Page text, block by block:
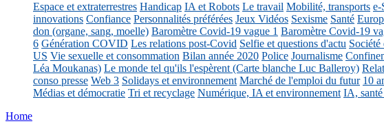
Espace et extraterrestres Handicap IA et Robots Le travail Mobilité, transports e-
innovations Confiance Personnalités préférées Jeux Vidéos Sexisme Santé
don (organe, sang, moelle) Baromètre Covid-19 vague 1 Baromètre Covid-19
6 Génération COVID Les relations post-Covid Selfie et questions d'actu Société
US Vie sexuelle et consommation Bilan année 2020 Police Journalisme
Léa Moukanas) Le monde tel qu'ils l'espèrent (Carte blanche Luc Balleroy)
conso presse Web 3 Solidays et environnement Marché de l'emploi du futur 10
Médias et démocratie Tri et recyclage Numérique, IA et environnement IA,
Home